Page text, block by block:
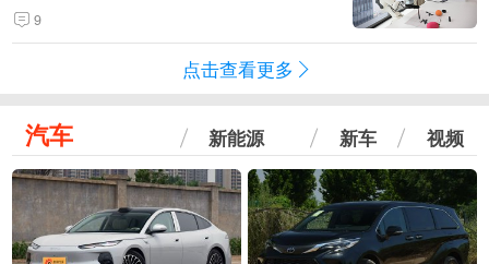
9
点击查看更多
汽车 新能源 新车 视频